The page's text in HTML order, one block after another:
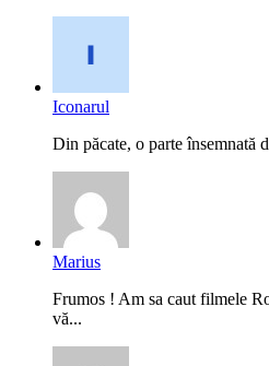
Iconarul
Din păcate, o parte însemnată
Marius
Frumos ! Am sa caut filmele
vă...